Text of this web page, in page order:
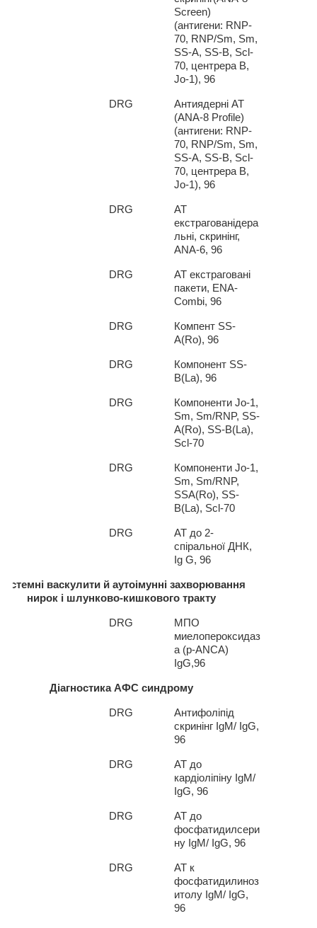
Screen)
(антигени: RNP-
70, RNP/Sm, Sm,
SS-A, SS-B, Scl-
70, центрера B,
Jo-1), 96
DRG Антиядерні АТ
(ANA-8 Profile)
(антигени: RNP-
70, RNP/Sm, Sm,
SS-A, SS-B, Scl-
70, центрера B,
Jo-1), 96
DRG
АТ
екстрагованідера
льні, скринінг,
ANA-6, 96
DRG
АТ екстраговані
пакети, ENA-
Combi, 96
DRG Компент SS-
A(Ro), 96
DRG Компонент SS-
В(La), 96
DRG Компоненти Jo-1,
Sm, Sm/RNP, SS-
A(Ro), SS-B(La),
Scl-70
DRG КомпонентиJo-1,
Sm, Sm/RNP,
SSA(Ro), SS-
B(La), Scl-70
DRG
АТ до 2-
спіральної ДНК,
Ig G, 96
васкулити й аутоімунні захворювання
нирок і шлунково-кишкового тракту
DRG
МПО
миелопероксидаз
а (p-ANCA)
IgG,96
Діагностика АФС синдрому
DRG
Антифоліпід
скринінг IgМ/ IgG,
96
DRG
АТ до
кардіоліпіну IgМ/
IgG, 96
DRG
АТ до
фосфатидилсери
ну IgМ/ IgG, 96
DRG
АТ к
фосфатидилиноз
итолу IgМ/ IgG,
96